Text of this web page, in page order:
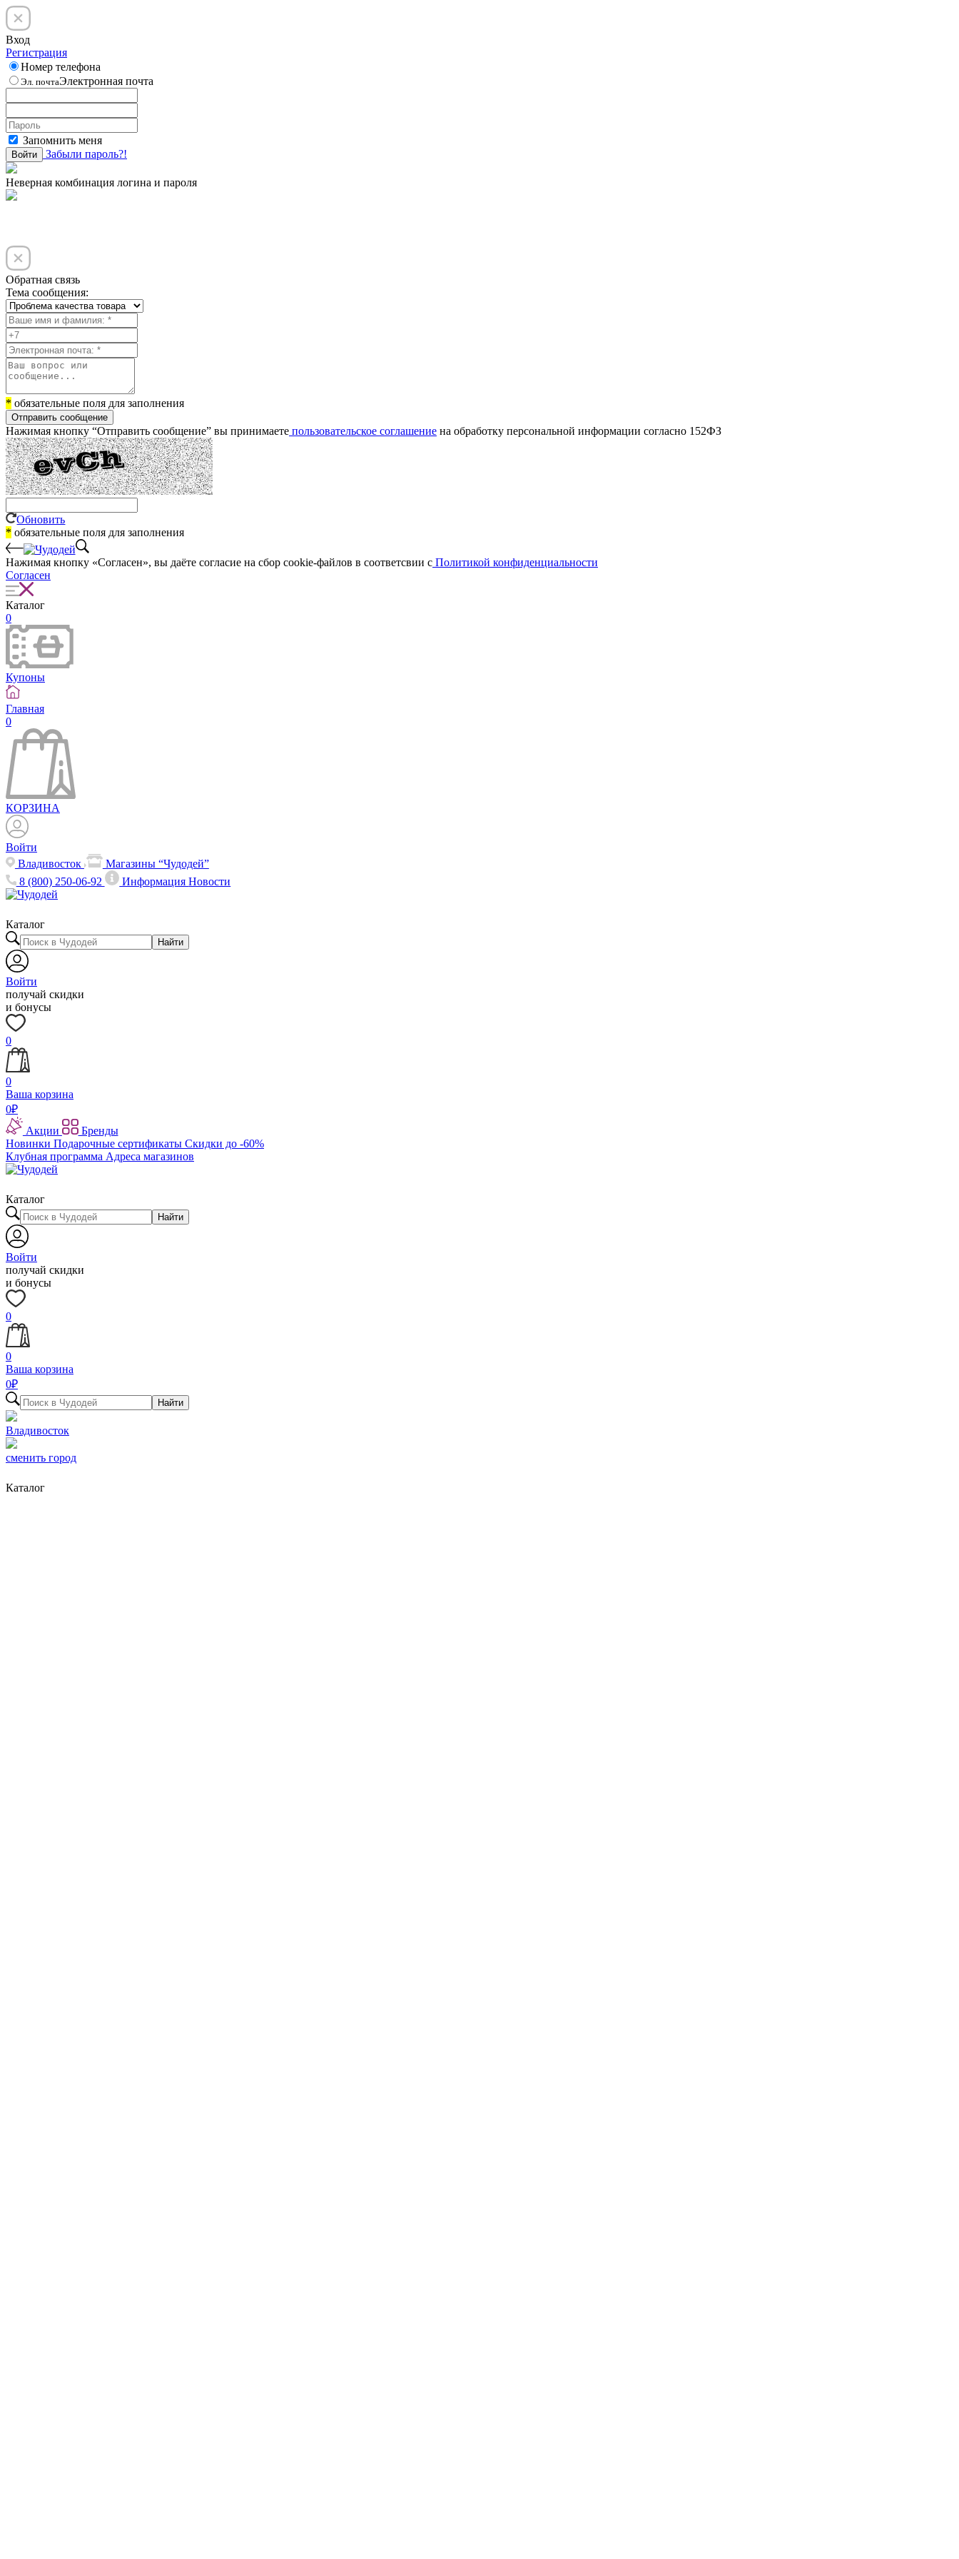
Вход
Регистрация
Номер телефона
Эл. почтаЭлектронная почта
Запомнить меня
Войти Забыли пароль?!
Неверная комбинация логина и пароля
Обратная связь
Тема сообщения:
* обязательные поля для заполнения
Отправить сообщение
Нажимая кнопку “Отправить сообщение” вы принимаете пользовательское соглашение на обработку персональной информации согласно 152ФЗ
Обновить
* обязательные поля для заполнения
Нажимая кнопку «Согласен», вы даёте cогласие на сбор cookie-файлов в соответсвии с Политикой конфиденциальности
Согласен
Каталог
0
Купоны
Главная
0
КОРЗИНА
Войти
Владивосток
Магазины “Чудодей”
8 (800) 250-06-92
ИнформацияНовости
Каталог
Найти
Войти
получай скидки
и бонусы
0
0
Ваша корзина
0₽
Акции
Бренды
Новинки Подарочные сертификаты Скидки до -60%
Клубная программа Адреса магазинов
Каталог
Найти
Войти
получай скидки
и бонусы
0
0
Ваша корзина
0₽
Найти
Владивосток
сменить город
Каталог